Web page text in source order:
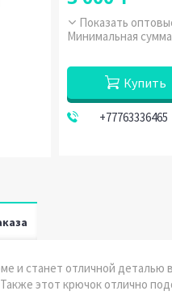
Показать
Минимальная
Купить
+77763336465
и станет отличной деталью
этот крючок отлично